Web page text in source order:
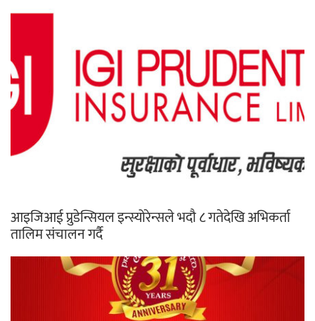
आइजिआई प्रुडेन्सियल इन्स्योरेन्सले भदौ ८ गतेदेखि अभिकर्ता
तालिम संचालन गर्दै